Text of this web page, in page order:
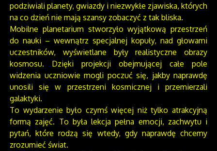
podziwiali planety, gwiazdy i niezwykłe zjawiska, których
na co dzień nie mają szansy zobaczyć z tak bliska.
Mobilne planetarium stworzyło wyjątkową przestrzeń
do nauki – wewnątrz specjalnej kopuły, nad głowami
uczestników, wyświetlane były realistyczne obrazy
kosmosu. Dzięki projekcji obejmującej całe pole
widzenia uczniowie mogli poczuć się, jakby naprawdę
unosili się w przestrzeni kosmicznej i przemierzali
galaktyki.
To wydarzenie było czymś więcej niż tylko atrakcyjną
formą zajęć. To była lekcja pełna emocji, zachwytu i
pytań, które rodzą się wtedy, gdy naprawdę chcemy
zrozumieć świat.